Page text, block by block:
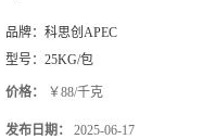
品牌： 科思创APEC
型号： 25KG/包
价格： ￥88/千克
发布日期： 2025-06-17